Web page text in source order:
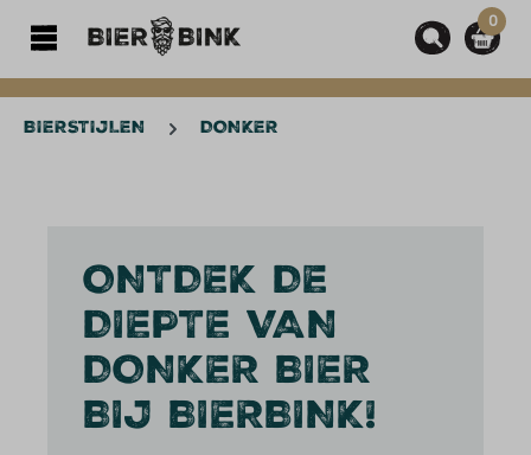
0
BIERSTIJLEN DONKER
ONTDEK DE
DIEPTE VAN
DONKER BIER
BIJ BIERBINK!